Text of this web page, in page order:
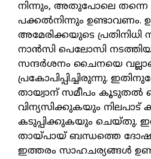
നിന്നും, അതുപോലെ
പക്കല്‍നിന്നും ഉണ്ടാവണം.
അമേരിക്കയുടെ
നാന്‍സി പെലോസി
സന്ദര്‍ശനം ചൈനയെ
പ്രകോപിപ്പിച്ചിരുന്നു.
തായ്വാന് സമീപം കൂടുതല്‍
വിന്യസിക്കുകയും
കടുപ്പിക്കുകയും ചെയ്തു.
തായ്പായ് ബന്ധത്തെ
ഇത്തരം സാഹചര്യങ്ങള്‍